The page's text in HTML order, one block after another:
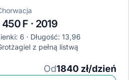
F · 2019
6
Długość: 13,96
z pełną listwą
Od1840 zł/dzień